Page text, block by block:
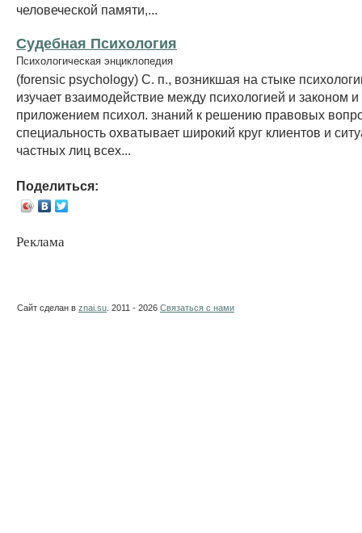
человеческой памяти,...
Судебная Психология
Психологическая энциклопедия
(forensic psychology) С. п., возникшая на стыке
изучает взаимодействие между психологией и законом
приложением психол. знаний к решению правовых
специальность охватывает широкий круг клиентов и
частных лиц всех...
Поделиться:
Реклама
Сайт сделан в znai.su . 2011 - 2026 Связаться с нами